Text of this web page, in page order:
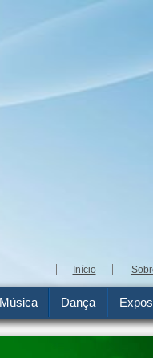
Início
Música Dança